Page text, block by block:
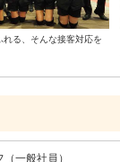
れる、そんな接客対応を
一般社員）